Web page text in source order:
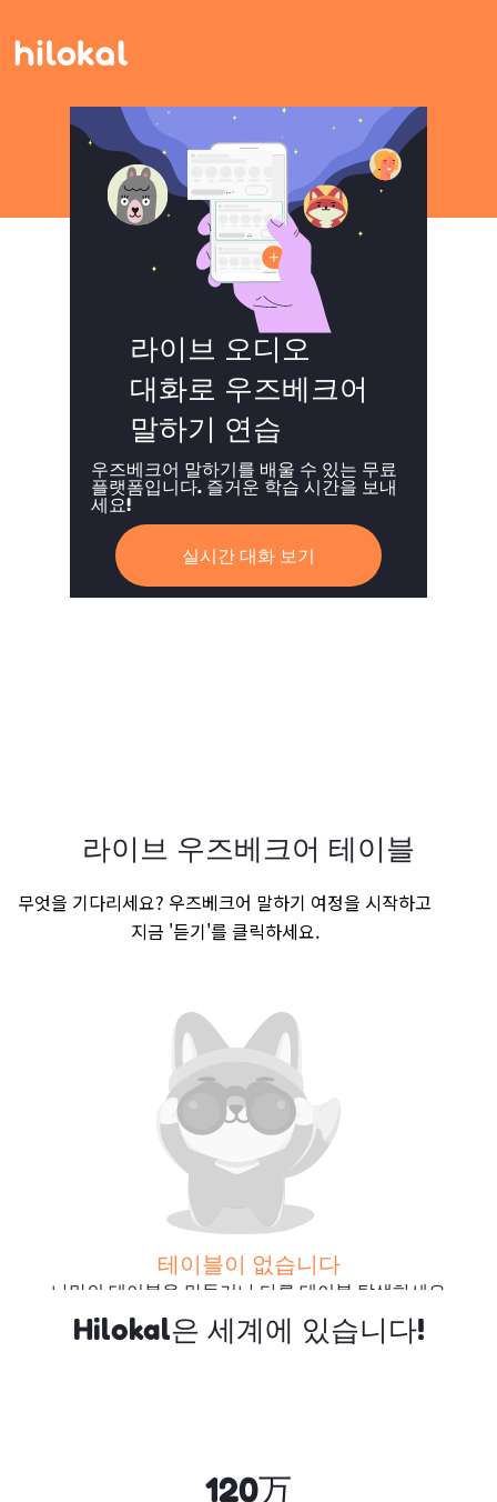
라이브 오디오
대화로 우즈베크어
말하기 연습
우즈베크어 말하기를 배울 수 있는 무료
플랫폼입니다. 즐거운 학습 시간을 보내
세요!
실시간 대화 보기
라이브 우즈베크어 테이블
무엇을 기다리세요? 우즈베크어 말하기 여정을 시작하고
지금 '듣기'를 클릭하세요.
테이블이 없습니다
나만의 테이블을 만들거나 다른 테이블 탐색하세요
더 많은 테이블 검색
Hilokal은 세계에 있습니다!
120万